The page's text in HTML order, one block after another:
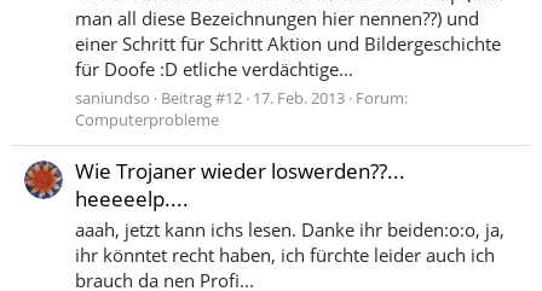
man all diese Bezeichnungen hier nennen??) und
einer Schritt für Schritt Aktion und Bildergeschichte
für Doofe :D etliche verdächtige...
saniundso Beitrag #12 17. Feb. 2013 Forum:
Computerprobleme
Wie Trojaner wieder loswerden??...
heeeeelp....
aaah, jetzt kann ichs lesen. Danke ihr beiden:o:o, ja,
ihr könntet recht haben, ich fürchte leider auch ich
brauch da nen Profi...